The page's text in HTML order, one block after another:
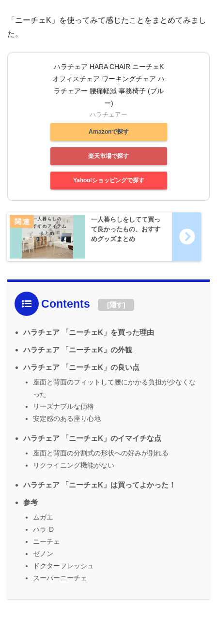
「ニーチェK」を使ってみて感じたことをまとめてみまし
た。
ハラチェア HARA CHAIR ニーチェK
オフィスチェア ワーキングチェア ハ
ラチェアー 腰痛軽減 事務椅子 (ブル
ー)
ハラチェアー
Amazonで探す
楽天市場で探す
Yahoo!ショッピングで探す
一人暮らしをしてて買っ
て良かったもの、おすす
めグッズまとめ
Contents [隠す]
ハラチェア 「ニーチェK」を買った理由
ハラチェア 「ニーチェK」の外観
ハラチェア 「ニーチェK」の良い点
座面と背面のフィットして腰にかかる負担が少なくな
った
リーズナブルな価格
安定感のある座り心地
ハラチェア 「ニーチェK」のイマイチな点
座面と背面の分割式の形状への好みが別れる
リクライニング機能がない
ハラチェア 「ニーチェK」は買ってよかった！
参考
ムガエ
ハラ-D
ニーチェ
ゼノン
ドクターフレッシュ
スーパーニーチェ